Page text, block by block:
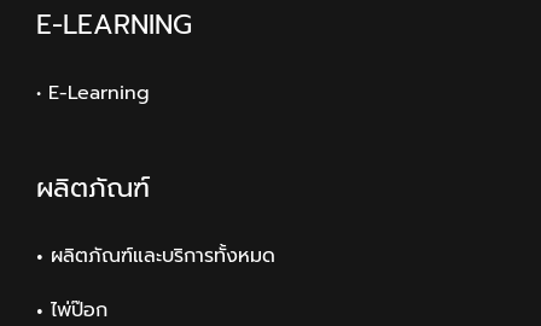
E-LEARNING
• E-Learning
ผลิตภัณฑ์
ผลิตภัณฑ์และบริการทั้งหมด
ไพ่ป๊อก